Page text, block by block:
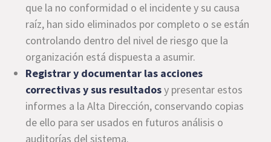
que la no conformidad o el incidente y su causa
raíz, han sido eliminados por completo o se están
controlando dentro del nivel de riesgo que la
organización está dispuesta a asumir.
Registrar y documentar las acciones
correctivas y sus resultadosy presentar estos
informes a la Alta Dirección, conservando copias
de ello para ser usados en futuros análisis o
auditorías del sistema.